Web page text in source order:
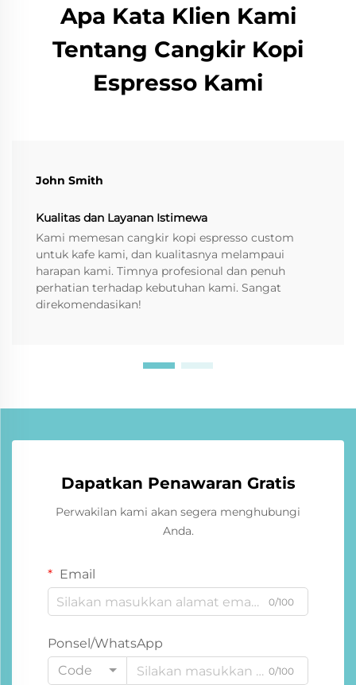
Apa Kata Klien Kami
Tentang Cangkir Kopi
Espresso Kami
John Smith
Kualitas dan Layanan Istimewa
Kami memesan cangkir kopi espresso custom
untuk kafe kami, dan kualitasnya melampaui
harapan kami. Timnya profesional dan penuh
perhatian terhadap kebutuhan kami. Sangat
direkomendasikan!
Dapatkan Penawaran Gratis
Perwakilan kami akan segera menghubungi
Anda.
Email
0/100
Ponsel/WhatsApp
Code
0/100